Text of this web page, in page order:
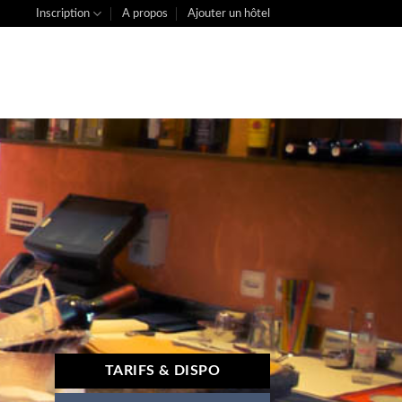
Inscription A propos Ajouter un hôtel
TARIFS & DISPO